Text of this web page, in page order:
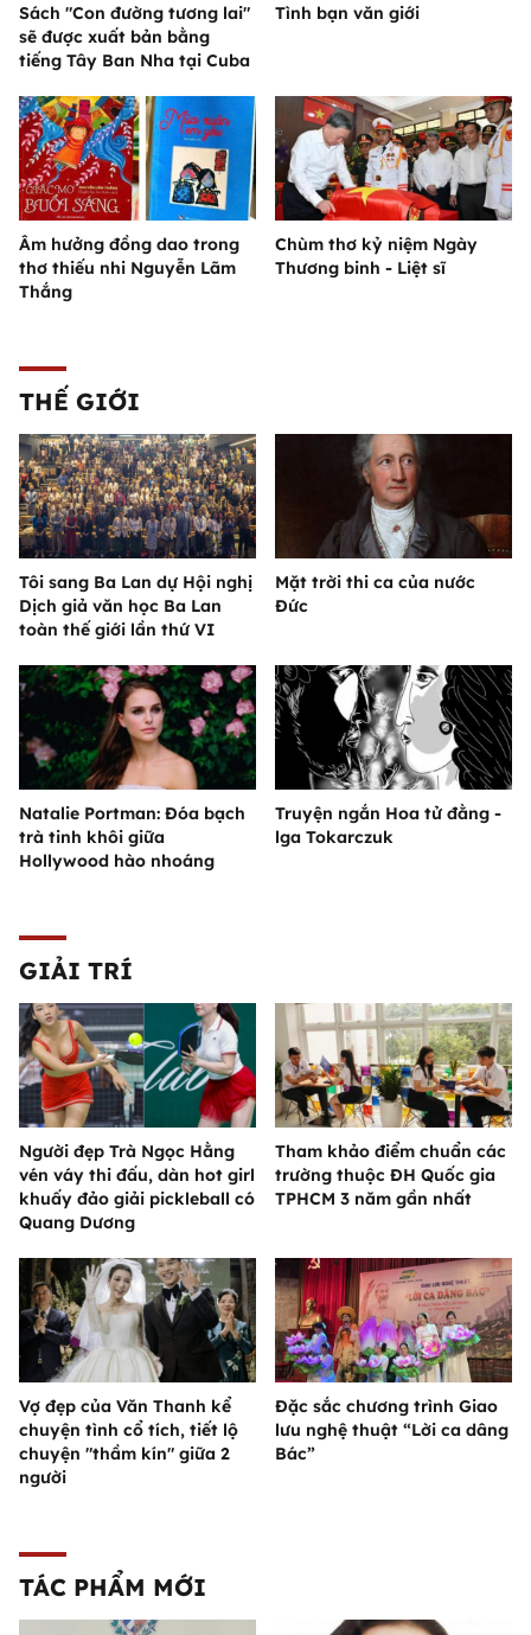
Sách "Con đường tương lai"
sẽ được xuất bản bằng
tiếng Tây Ban Nha tại Cuba
Tình bạn văn giới
Âm hưởng đồng dao trong
thơ thiếu nhi Nguyễn Lãm
Thắng
Chùm thơ kỷ niệm Ngày
Thương binh - Liệt sĩ
THẾ GIỚI
Tôi sang Ba Lan dự Hội nghị
Dịch giả văn học Ba Lan
toàn thế giới lần thứ VI
Mặt trời thi ca của nước
Đức
Natalie Portman: Đóa bạch
trà tinh khôi giữa
Hollywood hào nhoáng
Truyện ngắn Hoa tử đằng -
lga Tokarczuk
GIẢI TRÍ
Người đẹp Trà Ngọc Hằng
vén váy thi đấu, dàn hot girl
khuấy đảo giải pickleball có
Quang Dương
Tham khảo điểm chuẩn các
trường thuộc ĐH Quốc gia
TPHCM 3 năm gần nhất
Vợ đẹp của Văn Thanh kể
chuyện tình cổ tích, tiết lộ
chuyện "thầm kín" giữa 2
người
Đặc sắc chương trình Giao
lưu nghệ thuật “Lời ca dâng
Bác”
TÁC PHẨM MỚI